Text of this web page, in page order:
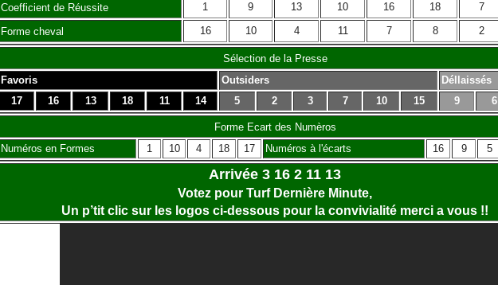
Coefficient de Réussite 1 9 13 10 16 18 7
Forme cheval 16 10 4 11 7 8 2
Sélection de la Presse
Favoris
Outsiders
Déllaissés
17
16 13 18 11 14 5 2 3 7 10 15 9 6
Forme Ecart des Numèros
Numéros en Formes
1 10 4 18 17 Numéros à l'écarts 16 9 5
Arrivée 3 16 2 11 13
Votez pour Turf Dernière Minute,
Un p’tit clic sur les logos ci-dessous pour la convivialité merci a vous !!